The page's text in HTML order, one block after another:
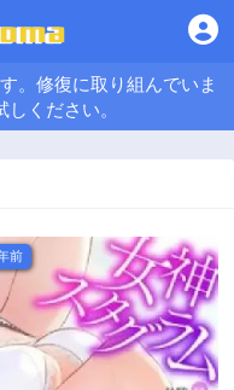
。修復に取り組んでいま
ください。
前